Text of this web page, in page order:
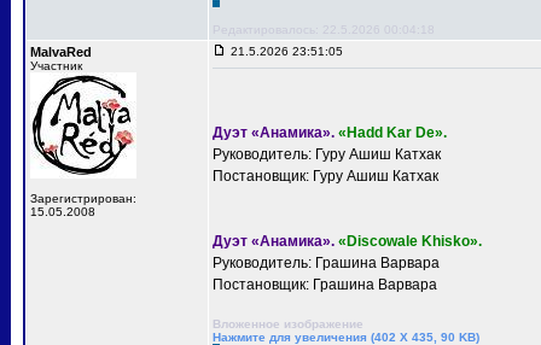
Редактировалось: 22.5.2026 00:04:18
MalvaRed
Участник
Зарегистрирован:
15.05.2008
21.5.2026 23:51:05
Дуэт «Анамика». «Hadd Kar De».
Руководитель: Гуру Ашиш Катхак
Постановщик: Гуру Ашиш Катхак
Дуэт «Анамика». «Discowale Khisko».
Руководитель: Грашина Варвара
Постановщик: Грашина Варвара
Вложенное изображение
Нажмите для увеличения (402 X 435, 90 KB)